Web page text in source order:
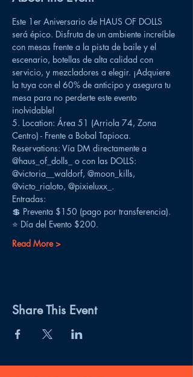
Este 1er Aniversario de HAUS OF DOLLS
será épico. Disfruta de un ambiente increíble
con mesas frente a la pista de baile y el
escenario, botellas de alta calidad con
servicio, y mezcladores a elegir. ¡Adquiere
la tuya con el 60% de anticipo y asegura tu
mesa para no perderte este evento
inolvidable!
5. Location: Área 51 (Arriola 74, Zona
Centro) - Frente a Bobal Tapioca.
Reservations: Vía DM directamente a
@haus_of_dolls_ o con las DOLLS:
@victoria__waldorf, @moon_kills,
@victo_rialoto, @pixieluxx_.
Entradas:
💲 Preventa $150 (pago por transferencia).
⭐️ Día del Evento $200.
Read More >
Share This Event